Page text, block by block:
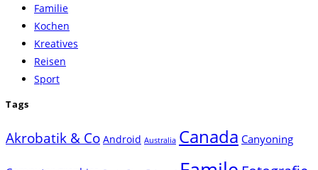
Familie
Kochen
Kreatives
Reisen
Sport
Tags
Akrobatik & Co Android Australia Canada Canyoning